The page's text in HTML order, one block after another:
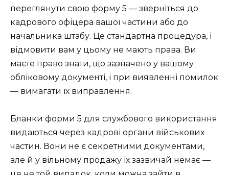
переглянути свою форму 5 — зверніться до
кадрового офіцера вашої частини або до
начальника штабу. Це стандартна процедура, і
відмовити вам у цьому не мають права. Ви
маєте право знати, що зазначено у вашому
обліковому документі, і при виявленні помилок
— вимагати їх виправлення.
Бланки форми 5 для службового використання
видаються через кадрові органи військових
частин. Вони не є секретними документами,
але й у вільному продажу їх зазвичай немає —